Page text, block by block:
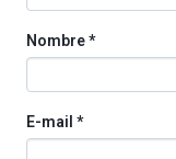
Nombre*
E-mail *